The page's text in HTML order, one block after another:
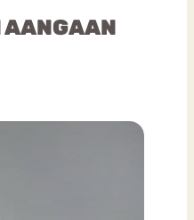
AANGAAN